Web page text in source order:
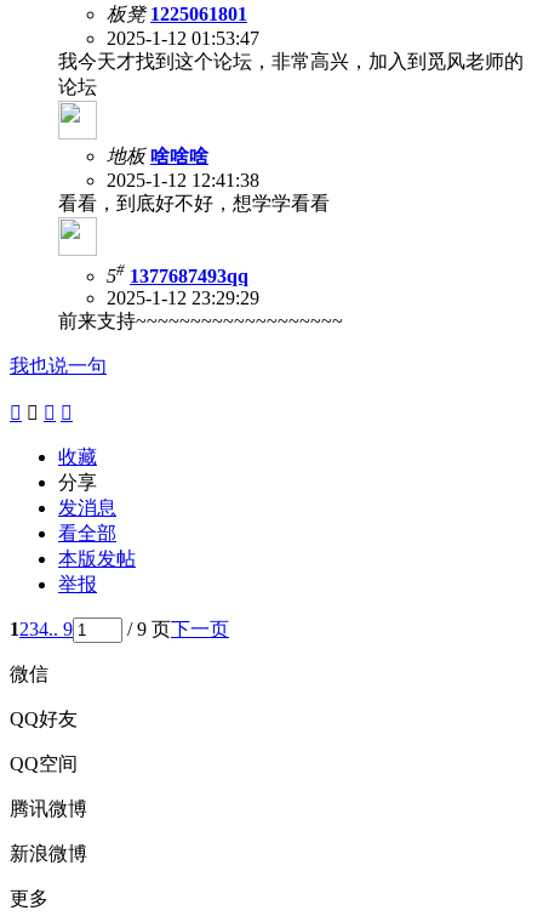
板凳 1225061801
2025-1-12 01:53:47
我今天才找到这个论坛，非常高兴，加入到觅风老师的
论坛
地板 啥啥啥
2025-1-12 12:41:38
看看，到底好不好，想学学看看
5# 1377687493qq
2025-1-12 23:29:29
前来支持~~~~~~~~~~~~~~~~~~~
我也说一句
   
收藏
分享
发消息
看全部
本版发帖
举报
1234.. 9 / 9 页下一页
微信
QQ好友
QQ空间
腾讯微博
新浪微博
更多